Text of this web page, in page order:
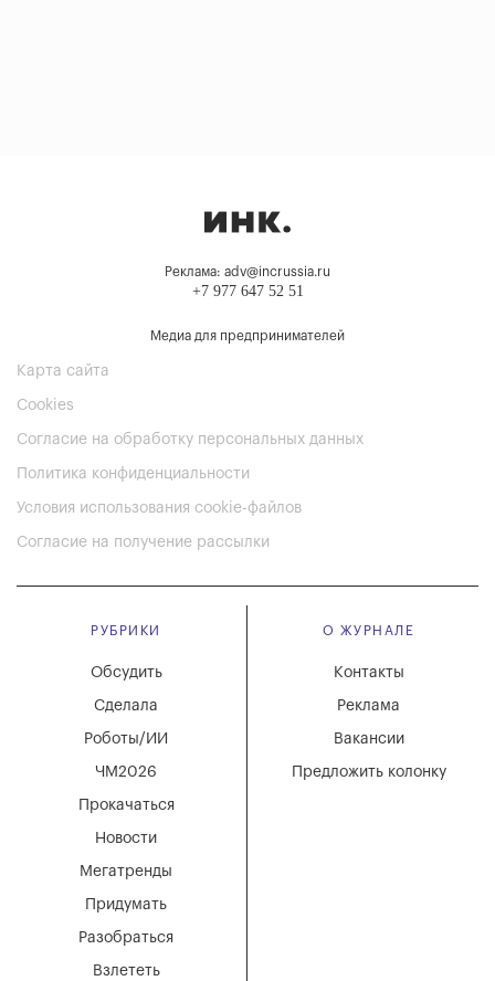
Реклама: adv@incrussia.ru
+7 977 647 52 51
Медиа для предпринимателей
Карта сайта
Cookies
Согласие на обработку персональных данных
Политика конфиденциальности
Условия использования cookie-файлов
Согласие на получение рассылки
РУБРИКИ
Мегатренды
Придумать
Разобраться
Взлететь
Новости
Обсудить
Сделала
Роботы/ИИ
ЧМ2026
Прокачаться
О ЖУРНАЛЕ
Вакансии
Реклама
Контакты
Предложить колонку